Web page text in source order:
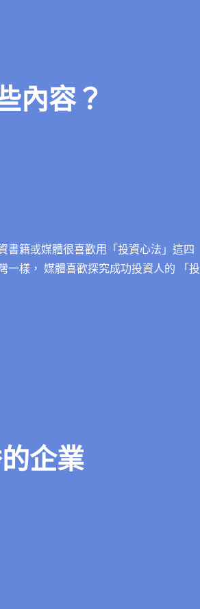
內容？
書籍或媒體很喜歡用「投資心法」這四
一樣， 媒體喜歡探究成功投資人的 「投
企業